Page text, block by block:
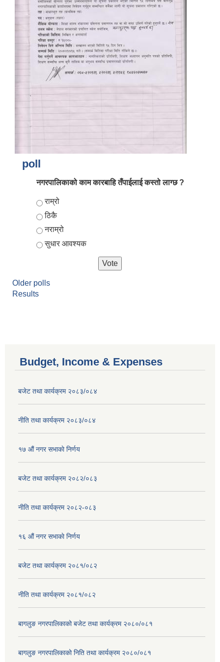
poll
नगरपालिकाको काम कारबाहि तँपाईलाई कस्तो लाग्छ ?
Choices
राम्रो
ठिकै
नराम्रो
सुधार आवश्यक
Older polls
Results
Budget, Income & Expenses
बजेट तथा कार्यक्रम २०८३/०८४
नीति तथा कार्यक्रम २०८३/०८४
१७ ‌‍औं नगर सभाकाे निर्णय
बजेट तथा कार्यक्रम २०८२/०८३
नीति तथा कार्यक्रम २०८२-०८३
१६ ‌औं नगर सभाकाे निर्णय
बजेट तथा कार्यक्रम २०८१/०८२
नीति तथा कार्यक्रम २०८१/०८२
बागलुङ नगरपालिकाको बजेट तथा कार्यक्रम २०८०/०८१
बागलुङ नगरपालिकाको निति तथा कार्यक्रम २०८०/०८१